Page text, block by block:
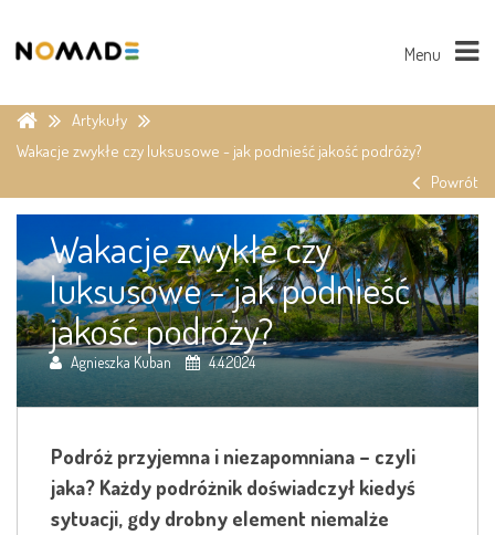
Menu
Artykuły
Wakacje zwykłe czy luksusowe - jak podnieść jakość podróży?
Powrót
Wakacje zwykłe czy
luksusowe - jak podnieść
jakość podróży?
Agnieszka Kuban 4.4.2024
Podróż przyjemna i niezapomniana – czyli
jaka? Każdy podróżnik doświadczył kiedyś
sytuacji, gdy drobny element niemalże